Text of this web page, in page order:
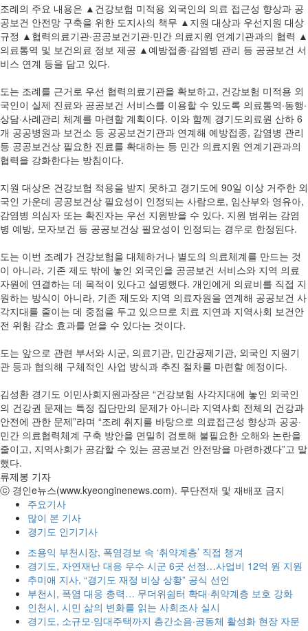
조례의 주요 내용은 ▲건강보험 미적용 외국인의 의료 접근성 향상과 공
공보건 안전망 구축을 위한 도지사의 책무 ▲지원 대상과 우선지원 대상
규정 ▲협력의료기관·공공보건기관·민간 의료지원 연계기관과의 협력 ▲
의료통역 및 보건의료 정보 제공 ▲예방접종·감염병 관리 등 공공보건 서
비스 연계 등을 담고 있다.
도는 조례를 근거로 우선 협력의료기관을 확보하고, 건강보험 미적용 외
국인이 실제 진료와 공공보건 서비스를 이용할 수 있도록 의료통역·동행·
상담·사례관리 체계를 마련할 계획이다. 이와 함께 경기도의료원 산하 6
개 공공병원과 보건소 등 공공보건기관과 연계해 예방접종, 감염병 관리
등 공공보건상 필요한 진료를 확대하는 등 민간 의료지원 연계기관과의
협력을 강화한다는 방침이다.
지원 대상은 건강보험 적용을 받지 못하고 경기도에 90일 이상 거주한 외
국인 가운데 공공보건상 필요성이 인정되는 사람으로, 임산부와 영유아,
감염병 의심자 또는 확진자는 우선 지원받을 수 있다. 지원 범위는 감염
병 예방, 모자보건 등 공공보건상 필요성이 인정되는 경우로 한정된다.
도는 이번 조례가 건강보험을 대체하거나 별도의 의료체계를 만드는 것
이 아니라, 기존 제도 밖에 놓인 외국인을 공공보건 서비스와 지역 의료
자원에 연결하는 데 목적이 있다고 설명했다. 개인에게 의료비를 직접 지
원하는 방식이 아니라, 기존 제도와 지역 의료자원을 연계해 공공보건 사
각지대를 줄이는 데 중점을 두고 있으므로 치료 지연과 지역사회 보건안
전 위험 감소 효과를 얻을 수 있다는 것이다.
도는 앞으로 관련 부서와 시군, 의료기관, 민간공제기관, 외국인 지원기
관 등과 협의해 구체적인 사업 방식과 추진 절차를 마련할 예정이다.
김성환 경기도 이민사회지원과장은 “건강보험 사각지대에 놓인 외국인
의 건강권 문제는 특정 집단만의 문제가 아니라 지역사회 전체의 건강과
안전에 관한 문제”라며 “조례 취지를 바탕으로 의료접근성 향상과 공공·
민간 의료협력체계 구축 방안을 면밀히 검토해 불필요한 오해와 논란을
줄이고, 지역사회가 공감할 수 있는 공공보건 안전망을 마련하겠다”고 말
했다.
류제봉 기자
ⓒ 경인e뉴스(www.kyeonginenews.com). 무단전재 및 재배포 금지
주요기사
많이 본 기사
경기도 인기기사
조용익 부천시장, 폭염경보 속 ‘취약계층’ 직접 챙겨
경기도, 자연재난 대응 우수 시군 6곳 선정…사업비 12억 원 지원
추미애 지사, “경기도 재정 비상 상황” 공식 선언
부천시, 폭염 대응 총력… 무더위쉼터 확대·취약계층 보호 강화
인천시, 시민 삶의 변화를 읽는 사회조사 실시
경기도, 소규모·임대주택까지 층간소음·공동체 활성화 현장 자문